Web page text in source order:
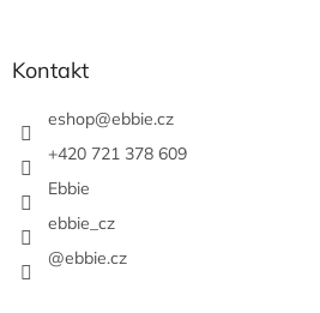
Kontakt
eshop@ebbie.cz
+420 721 378 609
Ebbie
ebbie_cz
@ebbie.cz